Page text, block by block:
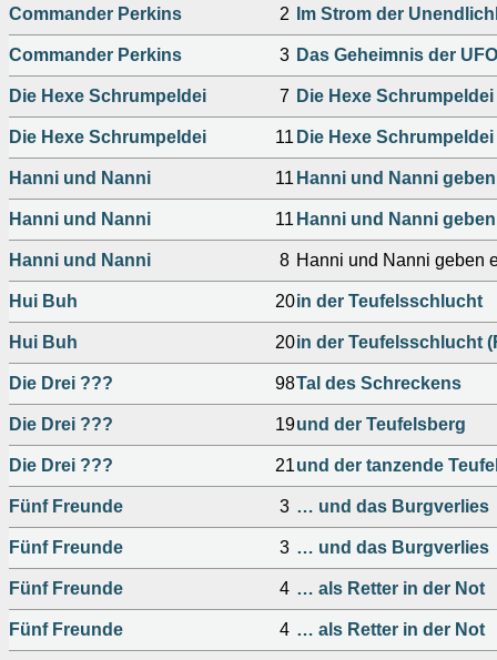
Commander Perkins 2 Im Strom der
Commander Perkins 3 Das Geheimnis der
Die Hexe Schrumpeldei 7 Die Hexe
Die Hexe Schrumpeldei 11 Die Hexe
Hanni und Nanni 11 Hanni und Nanni
Hanni und Nanni 11 Hanni und Nanni
Hanni und Nanni 8 Hanni und Nanni geben
Hui Buh 20in der Teufelsschlucht
Hui Buh 20in der Teufelsschlucht
Die Drei ??? 98Tal des Schreckens
Die Drei ??? 19und der Teufelsberg
Die Drei ??? 21und der tanzende
Fünf Freunde 3 … und das Burgverlies
Fünf Freunde 3 … und das Burgverlies
Fünf Freunde 4 … als Retter in der Not
Fünf Freunde 4 … als Retter in der Not